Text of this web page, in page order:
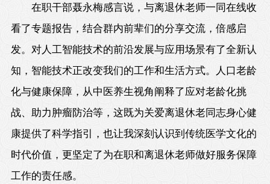
在职干部聂永梅感言说，与离退休老师一同在线收
看了专题报告，结合群内前辈们的分享交流，倍感启
发。对人工智能技术的前沿发展与应用场景有了全新认
知，智能技术正改变我们的工作和生活方式。人口老龄
化与健康保障，从中医养生视角阐释了应对老龄化挑
战、助力肿瘤防治等，这既为关爱离退休老同志身心健
康提供了科学指引，也让我深刻认识到传统医学文化的
时代价值，更坚定了为在职和离退休老师做好服务保障
工作的责任感。